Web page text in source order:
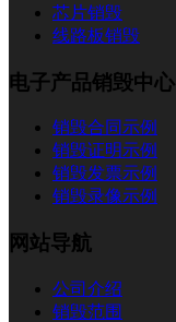
芯片销毁
线路板销毁
电子产品销毁中心
销毁合同示例
销毁证明示例
销毁发票示例
销毁录像示例
网站导航
公司介绍
销毁范围